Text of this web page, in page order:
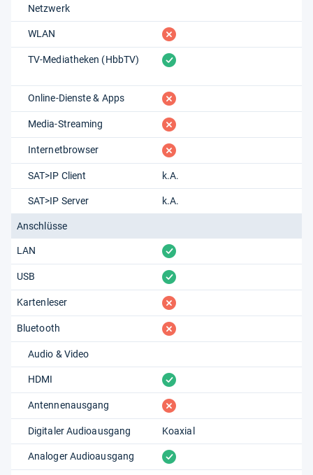
Netzwerk
WLAN fehlt
TV-Mediatheken (HbbTV) vorhanden
Online-Dienste & Apps fehlt
Media-Streaming fehlt
Internetbrowser fehlt
SAT>IP Client k.A.
SAT>IP Server k.A.
Anschlüsse
LAN vorhanden
USB vorhanden
Kartenleser fehlt
Bluetooth fehlt
Audio & Video
HDMI vorhanden
Antennenausgang fehlt
Digitaler Audioausgang Koaxial
Analoger Audioausgang vorhanden